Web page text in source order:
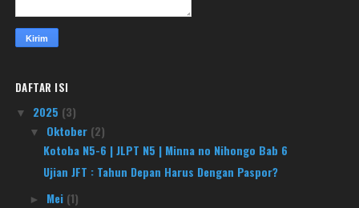
DAFTAR ISI
▼ 2025 (3)
▼ Oktober (2)
Kotoba N5-6 | JLPT N5 | Minna no Nihongo Bab 6
Ujian JFT : Tahun Depan Harus Dengan Paspor?
► Mei (1)